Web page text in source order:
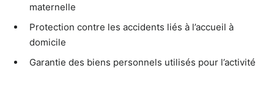
maternelle
Protection contre les accidents liés à l’accueil à
domicile
Garantie des biens personnels utilisés pour l’activité